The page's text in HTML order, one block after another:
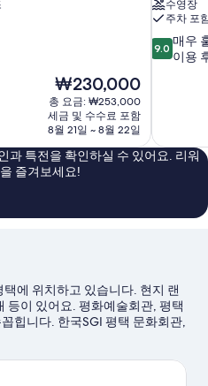
현
재
요
금
₩230,000
₩230,000
총 요금: ₩253,000
세금 및 수수료 포함
8월 21일 ~ 8월 22일
수영장
주차 포
10
점
점,
매
우
해
기
1,004
개
9.0 매우
이용
과 특전을 확인하실 수 있어요. 리워
즐겨보세요!
에 위치하고 있습니다. 현지 랜
등이 있어요. 평화예술회관, 평택
힙니다. 한국SGI 평택 문화회관,
요.